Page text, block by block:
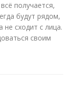
получается,
будут рядом,
не сходит с лица.
своим